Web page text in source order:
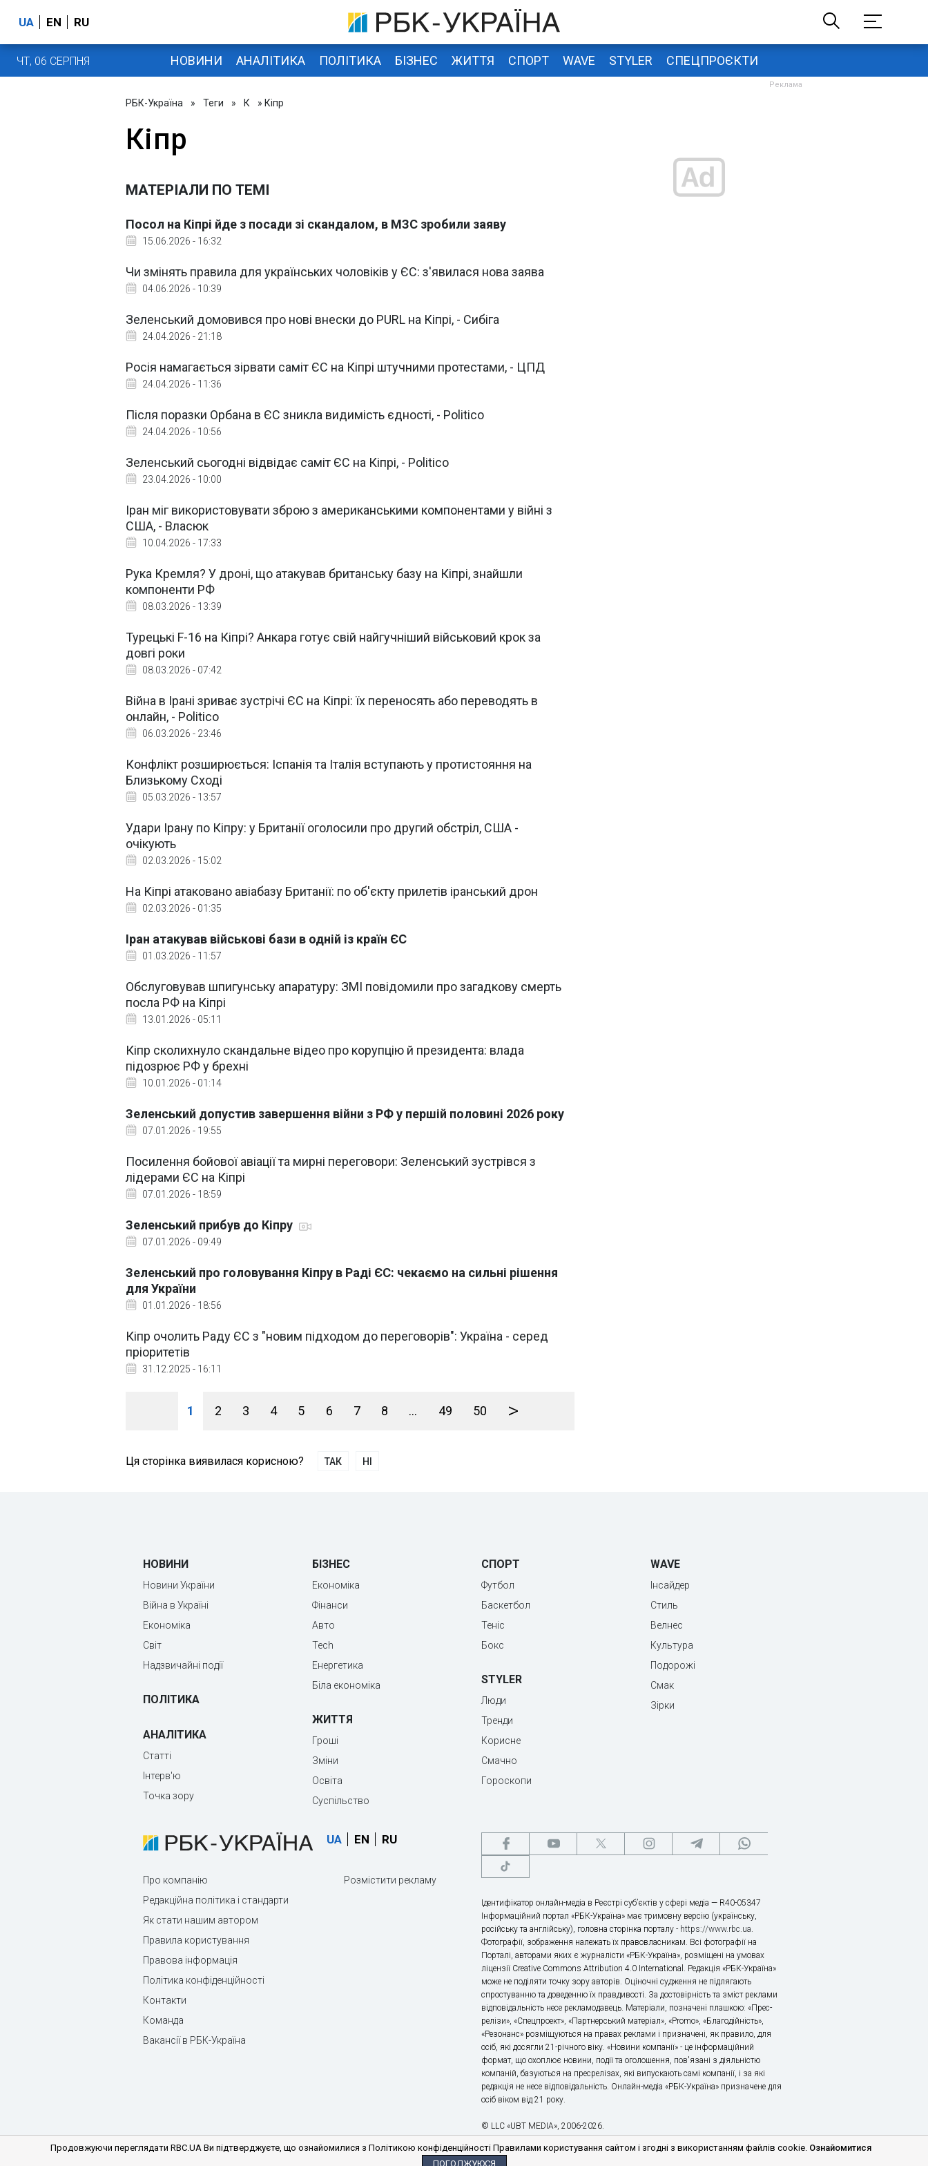
UA EN RU
ЧТ, 06 СЕРПНЯ НОВИНИ АНАЛІТИКА ПОЛІТИКА БІЗНЕС ЖИТТЯ СПОРТ WAVE STYLER СПЕЦПРОЄКТИ
РБК-Україна » Теги » К » Кіпр
Кіпр
МАТЕРІАЛИ ПО ТЕМІ
Посол на Кіпрі йде з посади зі скандалом, в МЗС зробили заяву
15.06.2026 - 16:32
Чи змінять правила для українських чоловіків у ЄС: з'явилася нова заява
04.06.2026 - 10:39
Зеленський домовився про нові внески до PURL на Кіпрі, - Сибіга
24.04.2026 - 21:18
Росія намагається зірвати саміт ЄС на Кіпрі штучними протестами, - ЦПД
24.04.2026 - 11:36
Після поразки Орбана в ЄС зникла видимість єдності, - Politico
24.04.2026 - 10:56
Зеленський сьогодні відвідає саміт ЄС на Кіпрі, - Politico
23.04.2026 - 10:00
Іран міг використовувати зброю з американськими компонентами у війні з
США, - Власюк
10.04.2026 - 17:33
Рука Кремля? У дроні, що атакував британську базу на Кіпрі, знайшли
компоненти РФ
08.03.2026 - 13:39
Турецькі F-16 на Кіпрі? Анкара готує свій найгучніший військовий крок за
довгі роки
08.03.2026 - 07:42
Війна в Ірані зриває зустрічі ЄС на Кіпрі: їх переносять або переводять в
онлайн, - Politico
06.03.2026 - 23:46
Конфлікт розширюється: Іспанія та Італія вступають у протистояння на
Близькому Сході
05.03.2026 - 13:57
Удари Ірану по Кіпру: у Британії оголосили про другий обстріл, США -
очікують
02.03.2026 - 15:02
На Кіпрі атаковано авіабазу Британії: по об'єкту прилетів іранський дрон
02.03.2026 - 01:35
Іран атакував військові бази в одній із країн ЄС
01.03.2026 - 11:57
Обслуговував шпигунську апаратуру: ЗМІ повідомили про загадкову смерть
посла РФ на Кіпрі
13.01.2026 - 05:11
Кіпр сколихнуло скандальне відео про корупцію й президента: влада
підозрює РФ у брехні
10.01.2026 - 01:14
Зеленський допустив завершення війни з РФ у першій половині 2026 року
07.01.2026 - 19:55
Посилення бойової авіації та мирні переговори: Зеленський зустрівся з
лідерами ЄС на Кіпрі
07.01.2026 - 18:59
Зеленський прибув до Кіпру
07.01.2026 - 09:49
Зеленський про головування Кіпру в Раді ЄС: чекаємо на сильні рішення
для України
01.01.2026 - 18:56
Кіпр очолить Раду ЄС з "новим підходом до переговорів": Україна - серед
пріоритетів
31.12.2025 - 16:11
1 2 3 4 5 6 7 8 ... 49 50 >
Ця сторінка виявилася корисною? ТАК НІ
НОВИНИ
Новини України
Війна в Україні
Економіка
Світ
Надзвичайні події
ПОЛІТИКА
АНАЛІТИКА
Статті
Інтерв'ю
Точка зору
БІЗНЕС
Економіка
Фінанси
Авто
Tech
Енергетика
Біла економіка
ЖИТТЯ
Гроші
Зміни
Освіта
Суспільство
СПОРТ
Футбол
Баскетбол
Теніс
Бокс
STYLER
Люди
Тренди
Корисне
Смачно
Гороскопи
WAVE
Інсайдер
Стиль
Велнес
Культура
Подорожі
Смак
Зірки
UA EN RU
Про компанію
Редакційна політика і стандарти
Як стати нашим автором
Правила користування
Правова інформація
Політика конфіденційності
Контакти
Команда
Вакансії в РБК-Україна
Розмістити рекламу
Ідентифікатор онлайн-медіа в Реєстрі суб’єктів у сфері медіа — R40-05347
Інформаційний портал «РБК-Україна» має тримовну версію (українську,
російську та англійську), головна сторінка порталу - https://www.rbc.ua.
Фотографії, зображення належать їх правовласникам. Всі фотографії на
Порталі, авторами яких є журналісти «РБК-Україна», розміщені на умовах
ліцензії Creative Commons Attribution 4.0 International. Редакція «РБК-Україна»
може не поділяти точку зору авторів. Оціночні судження не підлягають
спростуванню та доведенню їх правдивості. За достовірність та зміст реклами
відповідальність несе рекламодавець. Матеріали, позначені плашкою: «Прес-
релізи», «Спецпроект», «Партнерський матеріал», «Promo», «Благодійність»,
«Резонанс» розміщуються на правах реклами і призначені, як правило, для
осіб, які досягли 21-річного віку. «Новини компанії» - це інформаційний
формат, що охоплює новини, події та оголошення, пов'язані з діяльністю
компаній, базуються на пресрелізах, які випускають самі компанії, і за які
редакція не несе відповідальність. Онлайн-медіа «РБК-Україна» призначене для
осіб віком від 21 року.
© LLC «UBT MEDIA», 2006-2026.
Продовжуючи переглядати RBC.UA Ви підтверджуєте, що ознайомилися з Політикою конфіденційності Правилами користування сайтом і згодні з використанням файлів cookie. Ознайомитися
ПОГОДЖУЮСЯ